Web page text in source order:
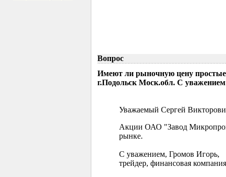
Вопрос
Имеют ли рыночную цену
г.Подольск Моск.обл. С
Уважаемый Сергей
Акции ОАО "Завод
рынке.
С уважением, Громов Игорь,
трейдер, финансовая